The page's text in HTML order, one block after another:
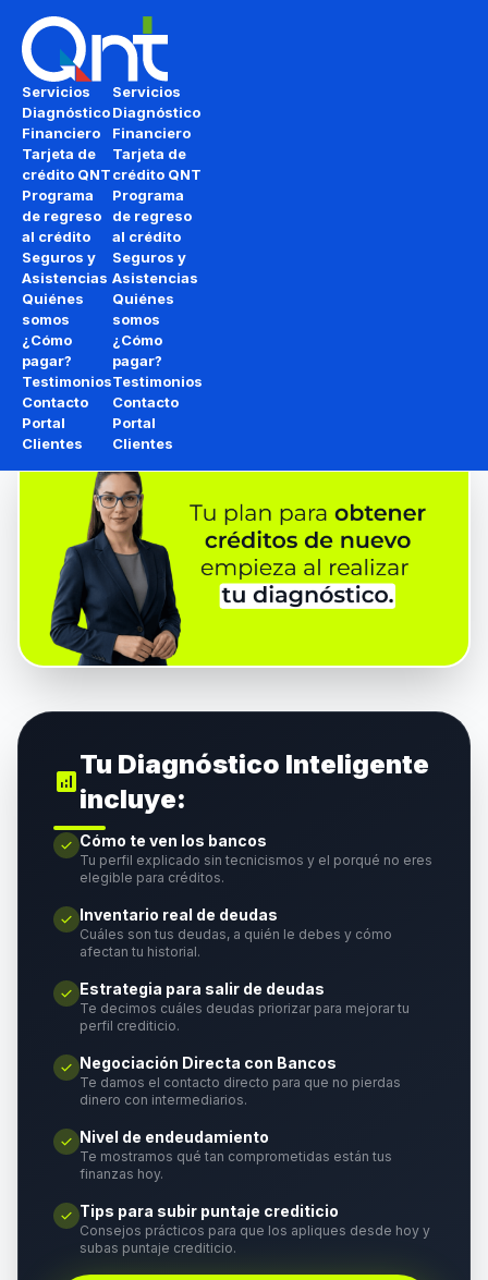
Saltar al contenido principal
Servicios
Diagnóstico
Financiero
Tarjeta de
crédito QNT
Programa
de regreso
al crédito
Seguros y
Asistencias
Quiénes
somos
¿Cómo
pagar?
Testimonios
Contacto
Portal
Clientes
Servicios
Diagnóstico
Financiero
Tarjeta de
crédito QNT
Programa
de regreso
al crédito
Seguros y
Asistencias
Quiénes
somos
¿Cómo
pagar?
Testimonios
Contacto
Portal
Clientes
Deja de adivinar cómo
recuperar tu
Crediticia
Te decimos exactamente qué debes, a quién y
cómo volver atener crédito
Inteligente. No vendemos un reporte,
vendemos tu transformación de
Apto para Crédito
analytics
Tu Diagnóstico Inteligente
incluye:
check Cómo te ven los bancos
Tu perfil explicado sin tecnicismos y el porqué no eres
elegible para créditos.
check Inventario real de deudas
Cuáles son tus deudas, a quién le debes y cómo
afectan tu historial.
check Estrategia para salir de deudas
Te decimos cuáles deudas priorizar para mejorar tu
perfil crediticio.
check Negociación Directa con Bancos
Te damos el contacto directo para que no pierdas
dinero con intermediarios.
check Nivel de endeudamiento
Te mostramos qué tan comprometidas están tus
finanzas hoy.
check Tips para subir puntaje crediticio
Consejos prácticos para que los apliques desde hoy y
subas puntaje crediticio.